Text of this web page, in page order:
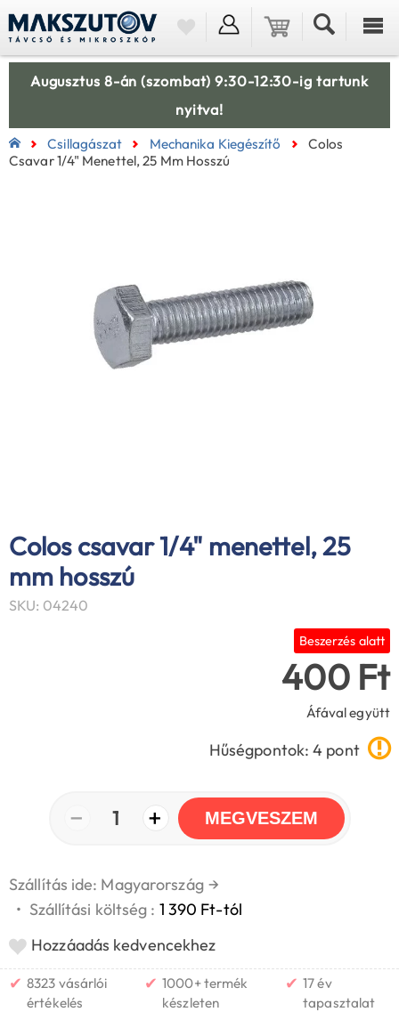
Augusztus 8-án (szombat) 9:30-12:30-ig tartunk
nyitva!
Csillagászat Mechanika Kiegészítő
Colos
Csavar 1/4" Menettel, 25 Mm Hosszú
Colos csavar 1/4" menettel, 25
mm hosszú
SKU: 04240
Beszerzés alatt
400 Ft
Áfával együtt
Hűségpontok: 4 pont
− 1 + MEGVESZEM
Szállítás ide: Magyarország →
• Szállítási költség : 1 390 Ft-tól
Hozzáadás kedvencekhez
✔ 8323 vásárlói
értékelés
✔ 1000+ termék
készleten
✔ 17 év
tapasztalat